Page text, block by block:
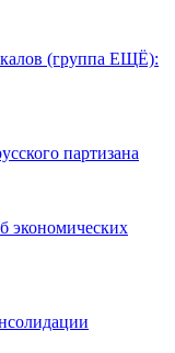
(группа ЕЩЁ):
партизана
экономических